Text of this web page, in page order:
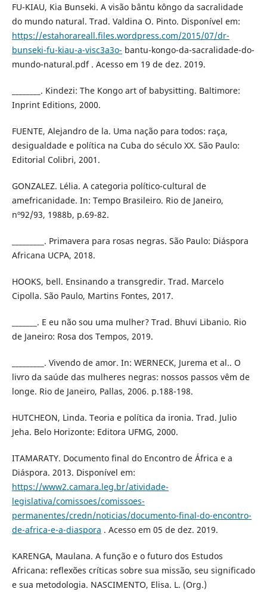
FU-KIAU, Kia Bunseki. A visão bântu kôngo da sacralidade
do mundo natural. Trad. Valdina O. Pinto. Disponível em:
https://estahorareall.files.wordpress.com/2015/07/dr-
bunseki-fu-kiau-a-visc3a3o- bantu-kongo-da-sacralidade-do-
mundo-natural.pdf . Acesso em 19 de dez. 2019.
________. Kindezi: The Kongo art of babysitting. Baltimore:
Inprint Editions, 2000.
FUENTE, Alejandro de la. Uma nação para todos: raça,
desigualdade e política na Cuba do século XX. São Paulo:
Editorial Colibri, 2001.
GONZALEZ. Lélia. A categoria político-cultural de
amefricanidade. In: Tempo Brasileiro. Rio de Janeiro,
nº92/93, 1988b, p.69-82.
_________. Primavera para rosas negras. São Paulo: Diáspora
Africana UCPA, 2018.
HOOKS, bell. Ensinando a transgredir. Trad. Marcelo
Cipolla. São Paulo, Martins Fontes, 2017.
_______. E eu não sou uma mulher? Trad. Bhuvi Libanio. Rio
de Janeiro: Rosa dos Tempos, 2019.
_________. Vivendo de amor. In: WERNECK, Jurema et al.. O
livro da saúde das mulheres negras: nossos passos vêm de
longe. Rio de Janeiro, Pallas, 2006. p.188-198.
HUTCHEON, Linda. Teoria e política da ironia. Trad. Julio
Jeha. Belo Horizonte: Editora UFMG, 2000.
ITAMARATY. Documento final do Encontro de África e a
Diáspora. 2013. Disponível em:
https://www2.camara.leg.br/atividade-
legislativa/comissoes/comissoes-
permanentes/credn/noticias/documento-final-do-encontro-
de-africa-e-a-diaspora . Acesso em 05 de dez. 2019.
KARENGA, Maulana. A função e o futuro dos Estudos
Africana: reflexões críticas sobre sua missão, seu significado
e sua metodologia. NASCIMENTO, Elisa. L. (Org.)